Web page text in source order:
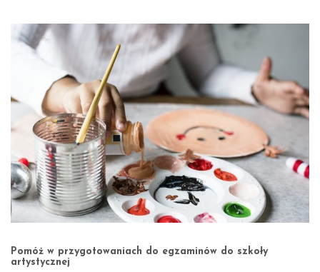
Pomóż w przygotowaniach do egzaminów do szkoły
artystycznej